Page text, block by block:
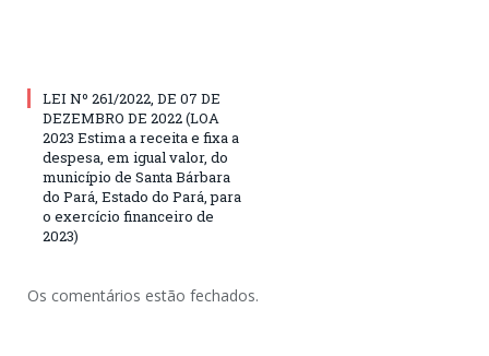
LEI Nº 261/2022, DE 07 DE
DEZEMBRO DE 2022 (LOA
2023 Estima a receita e fixa a
despesa, em igual valor, do
município de Santa Bárbara
do Pará, Estado do Pará, para
o exercício financeiro de
2023)
Os comentários estão fechados.